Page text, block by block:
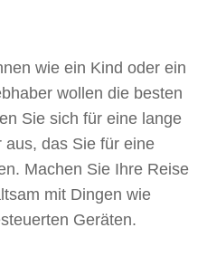
wie ein Kind oder ein
wollen die besten
Sie sich für eine lange
aus, das Sie für eine
Machen Sie Ihre Reise
mit Dingen wie
Geräten.